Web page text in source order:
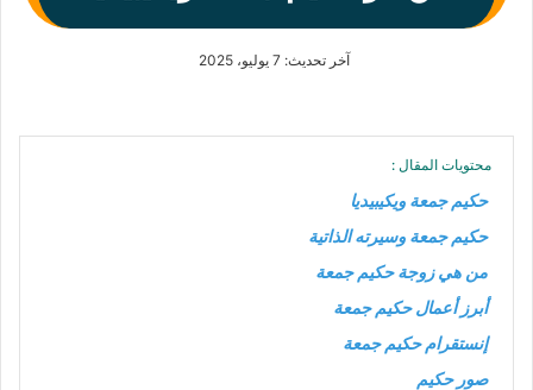
آخر تحديث: 7 يوليو، 2025
محتويات المقال :
حكيم جمعة ويكيبيديا
حكيم جمعة وسيرته الذاتية
من هي زوجة حكيم جمعة
أبرز أعمال حكيم جمعة
إنستقرام حكيم جمعة
صور حكيم